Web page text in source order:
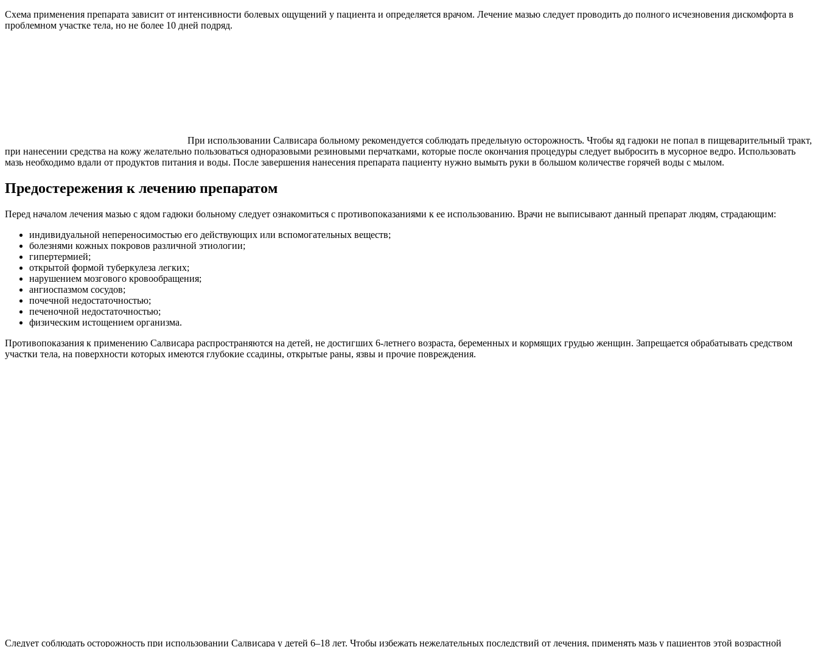
Схема применения препарата зависит от интенсивности болевых ощущений у пациента и определяется врачом. Лечение мазью следует проводить до полного исчезновения дискомфорта в
проблемном участке тела, но не более 10 дней подряд.
При использовании Салвисара больному рекомендуется соблюдать предельную осторожность. Чтобы яд гадюки не попал в пищеварительный тракт,
при нанесении средства на кожу желательно пользоваться одноразовыми резиновыми перчатками, которые после окончания процедуры следует выбросить в мусорное ведро. Использовать
мазь необходимо вдали от продуктов питания и воды. После завершения нанесения препарата пациенту нужно вымыть руки в большом количестве горячей воды с мылом.
Предостережения к лечению препаратом
Перед началом лечения мазью с ядом гадюки больному следует ознакомиться с противопоказаниями к ее использованию. Врачи не выписывают данный препарат людям, страдающим:
индивидуальной непереносимостью его действующих или вспомогательных веществ;
болезнями кожных покровов различной этиологии;
гипертермией;
открытой формой туберкулеза легких;
нарушением мозгового кровообращения;
ангиоспазмом сосудов;
почечной недостаточностью;
печеночной недостаточностью;
физическим истощением организма.
Противопоказания к применению Салвисара распространяются на детей, не достигших 6-летнего возраста, беременных и кормящих грудью женщин. Запрещается обрабатывать средством
участки тела, на поверхности которых имеются глубокие ссадины, открытые раны, язвы и прочие повреждения.
Следует соблюдать осторожность при использовании Салвисара у детей 6–18 лет. Чтобы избежать нежелательных последствий от лечения, применять мазь у пациентов этой возрастной